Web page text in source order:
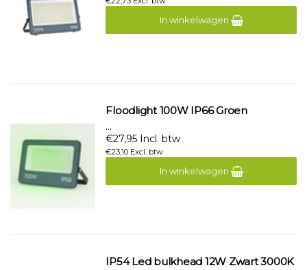
In winkelwagen
Floodlight 100W IP66 Groen
...
€27,95 Incl. btw
€23,10 Excl. btw
In winkelwagen
IP54 Led bulkhead 12W Zwart 3000K